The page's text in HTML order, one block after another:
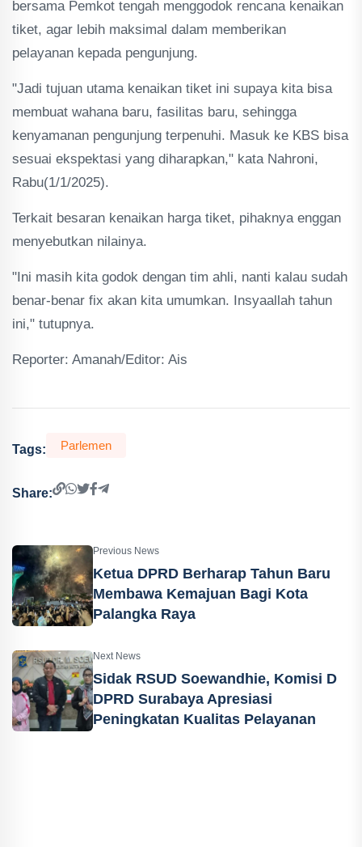
bersama Pemkot tengah menggodok rencana kenaikan
tiket, agar lebih maksimal dalam memberikan
pelayanan kepada pengunjung.
"Jadi tujuan utama kenaikan tiket ini supaya kita bisa
membuat wahana baru, fasilitas baru, sehingga
kenyamanan pengunjung terpenuhi. Masuk ke KBS bisa
sesuai ekspektasi yang diharapkan," kata Nahroni,
Rabu(1/1/2025).
Terkait besaran kenaikan harga tiket, pihaknya enggan
menyebutkan nilainya.
"Ini masih kita godok dengan tim ahli, nanti kalau sudah
benar-benar fix akan kita umumkan. Insyaallah tahun
ini," tutupnya.
Reporter: Amanah/Editor: Ais
Tags: Parlemen
Share:
Previous News
Ketua DPRD Berharap Tahun Baru
Membawa Kemajuan Bagi Kota
Palangka Raya
Next News
Sidak RSUD Soewandhie, Komisi D
DPRD Surabaya Apresiasi
Peningkatan Kualitas Pelayanan